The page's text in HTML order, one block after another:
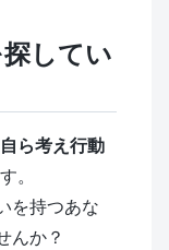
してい
自ら考え行動
。
を持つあな
んか？